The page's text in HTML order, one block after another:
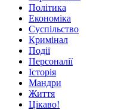
Політика
Економіка
Суспільство
Кримінал
Події
Персоналії
Історія
Мандри
Життя
Цікаво!